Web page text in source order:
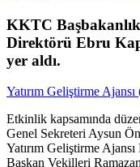
KKTC Başbakanlık
Direktörü Ebru
yer aldı.
Yatırım Geliştirme
Etkinlik kapsamında
Genel Sekreteri Aysun
Yatırım Geliştirme
Başkan Vekilleri